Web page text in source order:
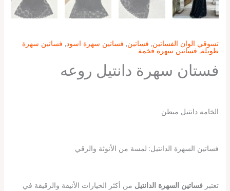
تسوقي الوان الفساتين, فساتين, فساتين سهرة اسود, فساتين سهرة
طويلة, فساتين سهرة فخمة
فستان سهرة دانتيل روعه
الخامه دانتيل مبطن
فساتين السهرة الدانتيل: لمسة من الأنوثة والرقي
تعتبر فساتين السهرة الدانتيل من أكثر الخيارات الأنيقة والرقيقة في